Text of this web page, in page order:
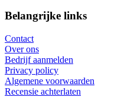
Belangrijke links
Contact
Over ons
Bedrijf aanmelden
Privacy policy
Algemene voorwaarden
Recensie achterlaten